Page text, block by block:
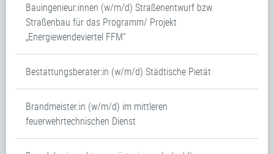
Bauingenieur:innen (w/m/d) Straßenentwurf bzw.
Straßenbau für das Programm/ Projekt
„Energiewendeviertel FFM“
Bestattungsberater:in (w/m/d) Städtische Pietät
Brandmeister:in (w/m/d) im mittleren
feuerwehrtechnischen Dienst